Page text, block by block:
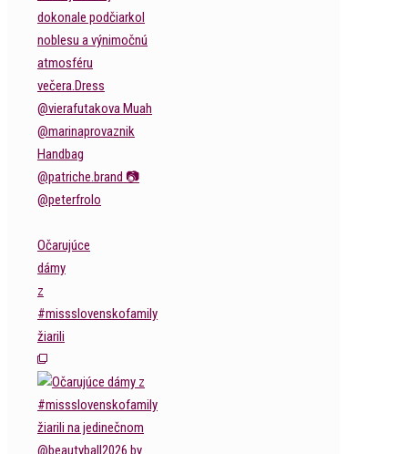
Očarujúce
dámy
z
#missslovenskofamily
žiarili